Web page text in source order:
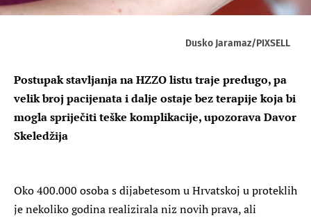
Dusko Jaramaz/PIXSELL
Postupak stavljanja na HZZO listu traje predugo, pa
velik broj pacijenata i dalje ostaje bez terapije koja bi
mogla spriječiti teške komplikacije, upozorava Davor
Skeledžija
Oko 400.000 osoba s dijabetesom u Hrvatskoj u proteklih
je nekoliko godina realizirala niz novih prava, ali